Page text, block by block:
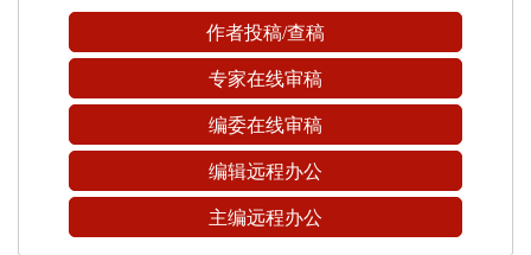
作者投稿/查稿
专家在线审稿
编委在线审稿
编辑远程办公
主编远程办公